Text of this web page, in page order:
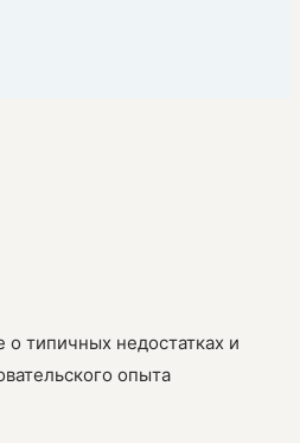
типичных недостатках и
опыта